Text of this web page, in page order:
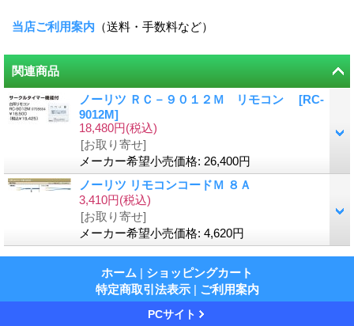
当店ご利用案内 （送料・手数料など）
関連商品
ノーリツ ＲＣ－９０１２Ｍ リモコン [RC-
9012M]
18,480円(税込)
[お取り寄せ]
メーカー希望小売価格: 26,400円
ノーリツ リモコンコードＭ ８Ａ
3,410円(税込)
[お取り寄せ]
メーカー希望小売価格: 4,620円
ホーム | ショッピングカート
特定商取引法表示 | ご利用案内
PCサイト